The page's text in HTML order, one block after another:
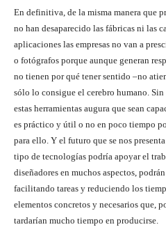
En definitiva, de la misma manera que
no han desaparecido las fábricas ni las
aplicaciones las empresas no van a
o fotógrafos porque aunque generan
no tienen por qué tener sentido –no
sólo lo consigue el cerebro humano.
estas herramientas augura que sean
es práctico y útil o no en poco tiempo
para ello. Y el futuro que se nos
tipo de tecnologías podría apoyar el
diseñadores en muchos aspectos,
facilitando tareas y reduciendo los
elementos concretos y necesarios que,
tardarían mucho tiempo en producirse.